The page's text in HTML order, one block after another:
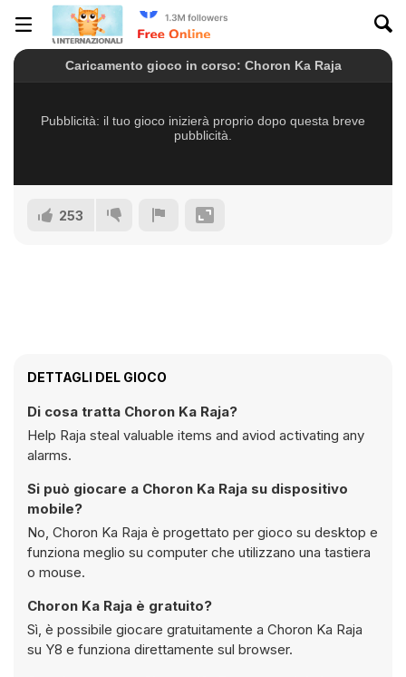
253
DETTAGLI DEL GIOCO
Di cosa tratta Choron Ka Raja?
Help Raja steal valuable items and aviod activating any
alarms.
Si può giocare a Choron Ka Raja su dispositivo
mobile?
No, Choron Ka Raja è progettato per gioco su desktop e
funziona meglio su computer che utilizzano una tastiera
o mouse.
Choron Ka Raja è gratuito?
Sì, è possibile giocare gratuitamente a Choron Ka Raja
su Y8 e funziona direttamente sul browser.